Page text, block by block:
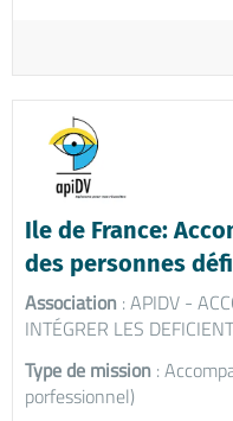
Ile de France:
des personnes
Association : APIDV -
INTÉGRER LES
Type de mission :
porfessionnel)